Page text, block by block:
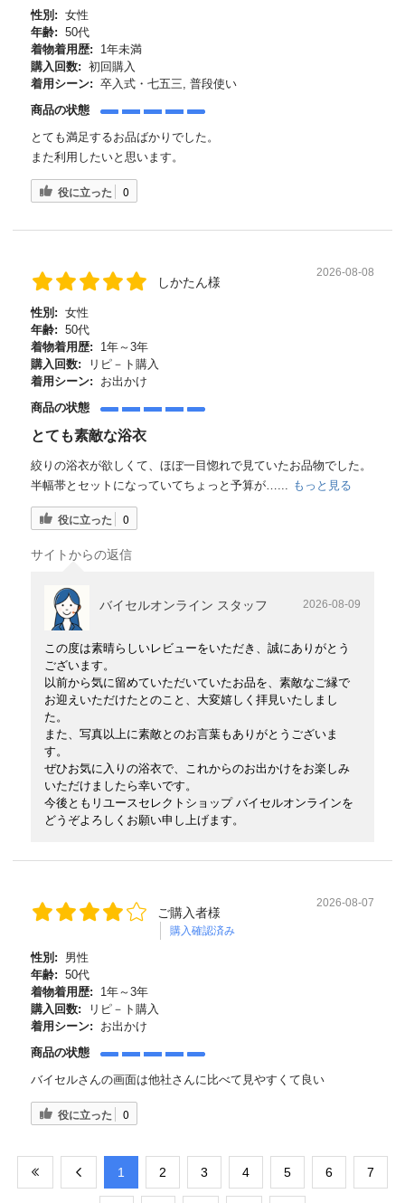
性別: 女性
年齢: 50代
着物着用歴:
1年未満
購入回数: 初回購入
着用シーン: 卒入式・七五三, 普段使い
商品の状態
とても満足するお品ばかりでした。
また利用したいと思います。
役に立った 0
しかたん様
2026-08-08
性別: 女性
年齢: 50代
着物着用歴:
1年～3年
購入回数:
リピ－ト購入
着用シーン:
お出かけ
商品の状態
とても素敵な浴衣
絞りの浴衣が欲しくて、ほぼ一目惚れで見ていたお品物でした。
半幅帯とセットになっていてちょっと予算が…...
もっと見る
役に立った 0
サイトからの返信
バイセルオンライン スタッフ 2026-08-09
この度は素晴らしいレビューをいただき、誠にありがとう
ございます。
以前から気に留めていただいていたお品を、素敵なご縁で
お迎えいただけたとのこと、大変嬉しく拝見いたしまし
た。
また、写真以上に素敵とのお言葉もありがとうございま
す。
ぜひお気に入りの浴衣で、これからのお出かけをお楽しみ
いただけましたら幸いです。
今後ともリユースセレクトショップ バイセルオンラインを
どうぞよろしくお願い申し上げます。
ご購入者様
購入確認済み
2026-08-07
性別:
男性
年齢: 50代
着物着用歴:
1年～3年
購入回数:
リピ－ト購入
着用シーン:
お出かけ
商品の状態
バイセルさんの画面は他社さんに比べて見やすくて良い
役に立った 0
​1 ​2 ​3 ​4 ​5 ​6 ​7